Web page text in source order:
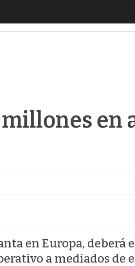
millones en
en Europa, deberá
a mediados de